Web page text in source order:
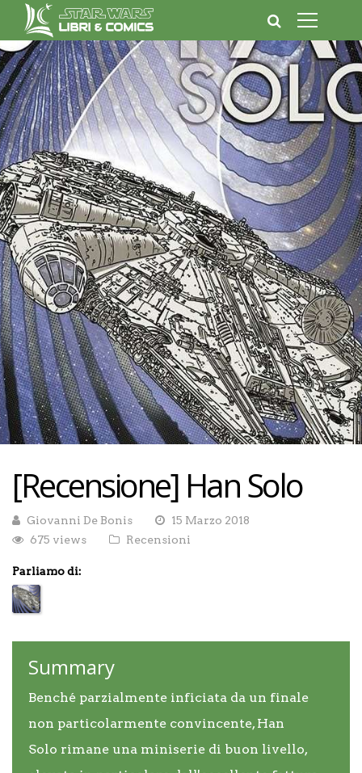
[Recensione] Han Solo
Giovanni De Bonis
15 Marzo 2018
675 views
Recensioni
Parliamo di:
Summary
Benché parzialmente inficiata da un finale
non particolarmente convincente, Han
Solo rimane una miniserie di buon livello,